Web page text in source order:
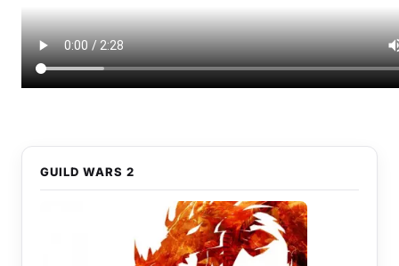
GUILD WARS 2